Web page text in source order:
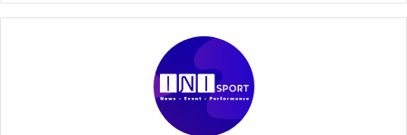
longueurs du premier non relégable. Avec cette victoire,
les Valaisans gardent leurs chances de se sauver.